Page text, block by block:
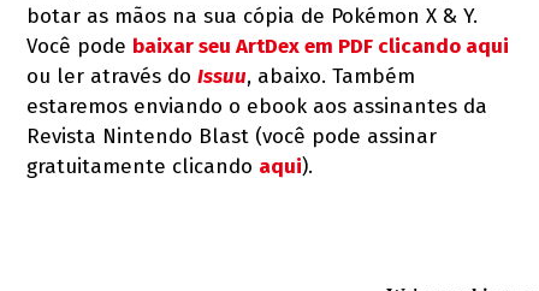
botar as mãos na sua cópia de Pokémon X & Y.
Você pode baixar seu ArtDex em PDF clicando aqui
ou ler através doIssuu, abaixo. Também
estaremos enviando o ebook aos assinantes da
Revista Nintendo Blast (você pode assinar
gratuitamente clicando aqui).